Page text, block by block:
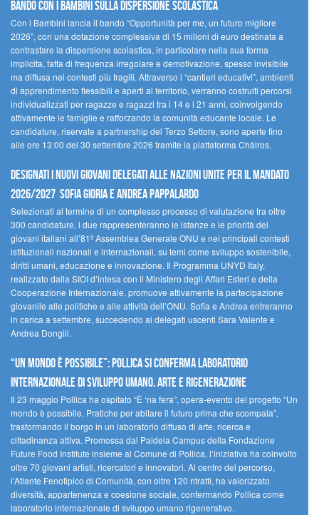
Bando Con i Bambini sulla dispersione scolastica
Con i Bambini lancia il bando “Opportunità per me, un futuro migliore
2026”, con una dotazione complessiva di 15 milioni di euro destinata a
contrastare la dispersione scolastica, in particolare nella sua forma
implicita, fatta di frequenza irregolare e demotivazione, spesso invisibile
ma diffusa nei contesti più fragili. Attraverso i “cantieri educativi”, ambienti
di apprendimento flessibili e aperti al territorio, verranno costruiti percorsi
individualizzati per ragazze e ragazzi tra i 14 e i 21 anni, coinvolgendo
attivamente le famiglie e rafforzando la comunità educante locale. Le
candidature, riservate a partnership del Terzo Settore, sono aperte fino
alle ore 13:00 del 30 settembre 2026 tramite la piattaforma Chàiros.
Designati i nuovi Giovani Delegati alle Nazioni Unite per il mandato
2026/2027 Sofia Gioria e Andrea Pappalardo
Selezionati al termine di un complesso processo di valutazione tra oltre
300 candidature, i due rappresenteranno le istanze e le priorità dei
giovani italiani all’81ª Assemblea Generale ONU e nei principali contesti
istituzionali nazionali e internazionali, su temi come sviluppo sostenibile,
diritti umani, educazione e innovazione. Il Programma UNYD Italy,
realizzato dalla SIOI d’intesa con il Ministero degli Affari Esteri e della
Cooperazione Internazionale, promuove attivamente la partecipazione
giovanile alle politiche e alle attività dell’ONU. Sofia e Andrea entreranno
in carica a settembre, succedendo ai delegati uscenti Sara Valente e
Andrea Dongili.
“UN MONDO È POSSIBILE”: POLLICA SI CONFERMA LABORATORIO
INTERNAZIONALE DI SVILUPPO UMANO, ARTE E RIGENERAZIONE
Il 23 maggio Pollica ha ospitato “È ‘na fera”, opera-evento del progetto “Un
mondo è possibile. Pratiche per abitare il futuro prima che scompaia”,
trasformando il borgo in un laboratorio diffuso di arte, ricerca e
cittadinanza attiva. Promossa dal Paideia Campus della Fondazione
Future Food Institute insieme al Comune di Pollica, l’iniziativa ha coinvolto
oltre 70 giovani artisti, ricercatori e innovatori. Al centro del percorso,
l’Atlante Fenotipico di Comunità, con oltre 120 ritratti, ha valorizzato
diversità, appartenenza e coesione sociale, confermando Pollica come
laboratorio internazionale di sviluppo umano rigenerativo.